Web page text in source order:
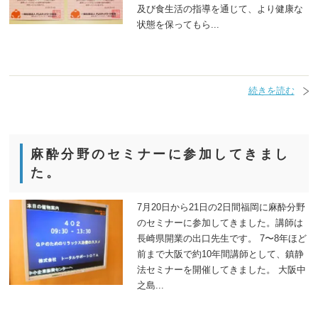
及び食生活の指導を通じて、より健康な
状態を保ってもら...
続きを読む
麻酔分野のセミナーに参加してきまし
た。
7月20日から21日の2日間福岡に麻酔分野
のセミナーに参加してきました。講師は
長崎県開業の出口先生です。 7〜8年ほど
前まで大阪で約10年間講師として、鎮静
法セミナーを開催してきました。 大阪中
之島...